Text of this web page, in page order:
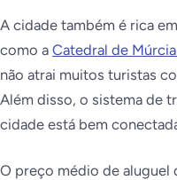
A cidade também é rica
como a Catedral de Múrcia
não atrai muitos turistas
Além disso, o sistema de
cidade está bem
O preço médio de aluguel